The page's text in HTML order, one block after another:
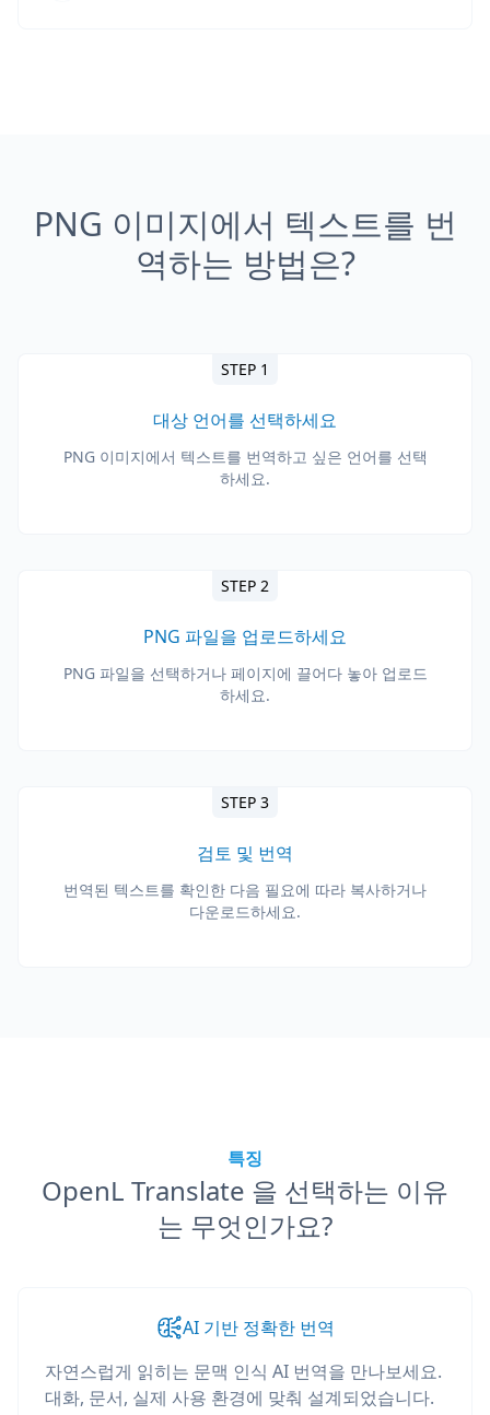
PNG 이미지에서 텍스트를 번
역하는 방법은?
STEP 1
대상 언어를 선택하세요
PNG 이미지에서 텍스트를 번역하고 싶은 언어를 선택
하세요.
STEP 2
PNG 파일을 업로드하세요
PNG 파일을 선택하거나 페이지에 끌어다 놓아 업로드
하세요.
STEP 3
검토 및 번역
번역된 텍스트를 확인한 다음 필요에 따라 복사하거나
다운로드하세요.
특징
OpenL Translate 을 선택하는 이유
는 무엇인가요?
AI 기반 정확한 번역
자연스럽게 읽히는 문맥 인식 AI 번역을 만나보세요.
대화, 문서, 실제 사용 환경에 맞춰 설계되었습니다.